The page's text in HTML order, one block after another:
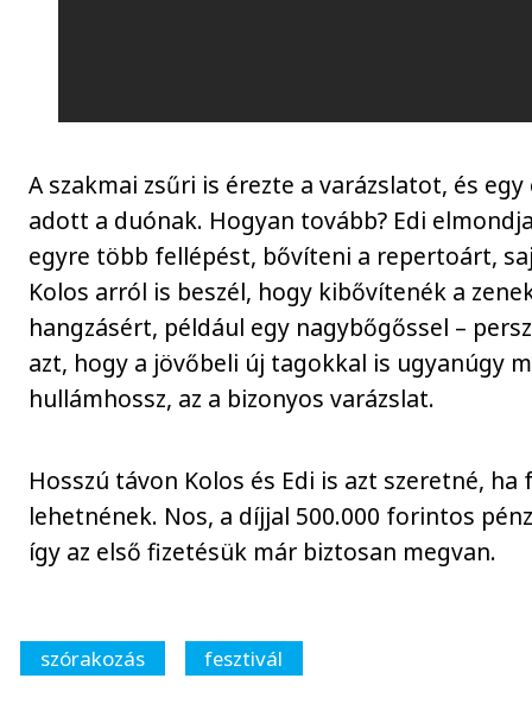
A szakmai zsűri is érezte a varázslatot, és
adott a duónak. Hogyan tovább? Edi
egyre több fellépést, bővíteni a repertoárt,
Kolos arról is beszél, hogy kibővítenék a
hangzásért, például egy nagybőgőssel –
azt, hogy a jövőbeli új tagokkal is ugyanúgy
hullámhossz, az a bizonyos varázslat.
Hosszú távon Kolos és Edi is azt szeretné, ha
lehetnének. Nos, a díjjal 500.000 forintos
így az első fizetésük már biztosan megvan.
szórakozás fesztivál